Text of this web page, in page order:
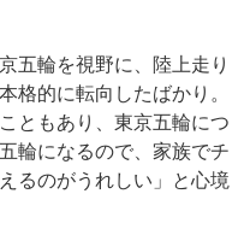
五輪を視野に、陸上走り
格的に転向したばかり。
ともあり、東京五輪につ
輪になるので、家族でチ
るのがうれしい」と心境